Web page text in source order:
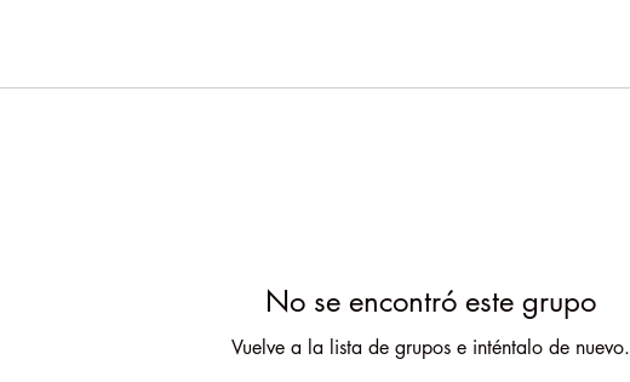
No se encontró este grupo
Vuelve a la lista de grupos e inténtalo de nuevo.